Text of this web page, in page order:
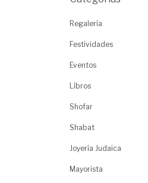
Regalería
Festividades
Eventos
Libros
Shofar
Shabat
Joyería Judaica
Mayorista